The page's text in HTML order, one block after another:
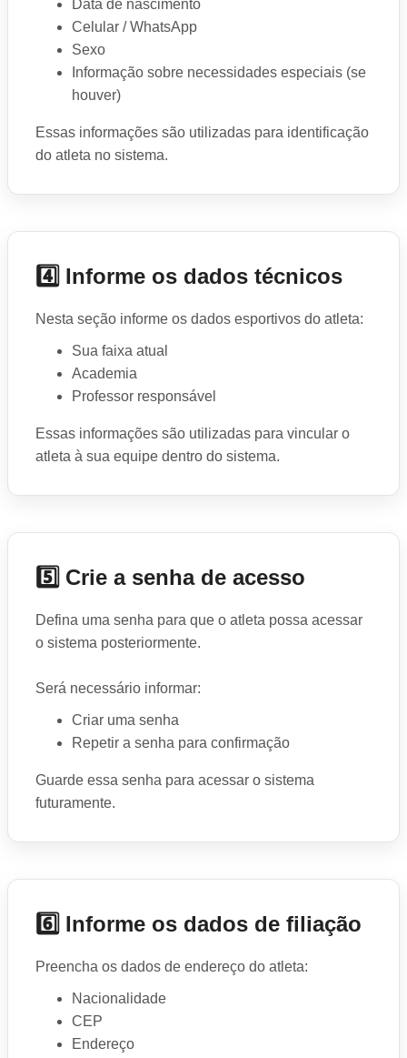
Data de nascimento
Celular / WhatsApp
Sexo
Informação sobre necessidades especiais (se
houver)
Essas informações são utilizadas para identificação
do atleta no sistema.
4️⃣ Informe os dados técnicos
Nesta seção informe os dados esportivos do atleta:
Sua faixa atual
Academia
Professor responsável
Essas informações são utilizadas para vincular o
atleta à sua equipe dentro do sistema.
5️⃣ Crie a senha de acesso
Defina uma senha para que o atleta possa acessar
o sistema posteriormente.
Será necessário informar:
Criar uma senha
Repetir a senha para confirmação
Guarde essa senha para acessar o sistema
futuramente.
6️⃣ Informe os dados de filiação
Preencha os dados de endereço do atleta:
Nacionalidade
CEP
Endereço